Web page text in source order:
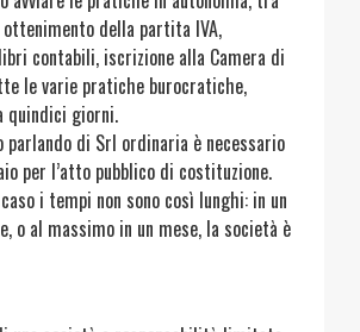
della partita IVA,
contabili, iscrizione alla Camera di
le varie pratiche burocratiche,
quindici giorni.
parlando di Srl ordinaria è necessario
per l’atto pubblico di costituzione.
i tempi non sono così lunghi: in un
o al massimo in un mese, la società è